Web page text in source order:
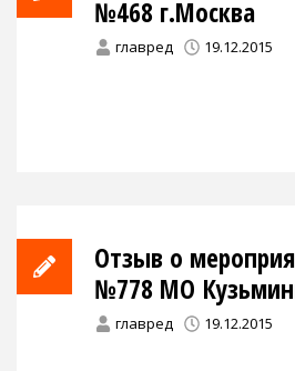
№468 г.Москва
главред 19.12.2015
Отзыв о
№778 МО
главред 19.12.2015